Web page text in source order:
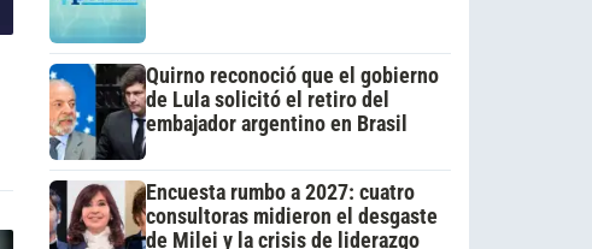
Quirno reconoció que el gobierno
de Lula solicitó el retiro del
embajador argentino en Brasil
Encuesta rumbo a 2027: cuatro
consultoras midieron el desgaste
de Milei y la crisis de liderazgo